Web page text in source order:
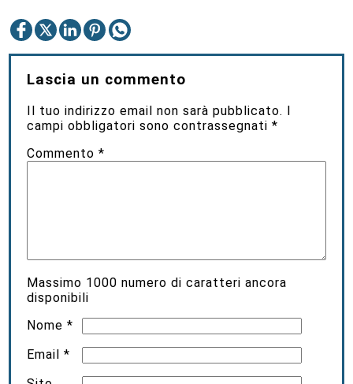
Lascia un commento
Il tuo indirizzo email non sarà pubblicato. I
campi obbligatori sono contrassegnati*
Commento*
Massimo 1000 numero di caratteri ancora
disponibili
Nome*
Email*